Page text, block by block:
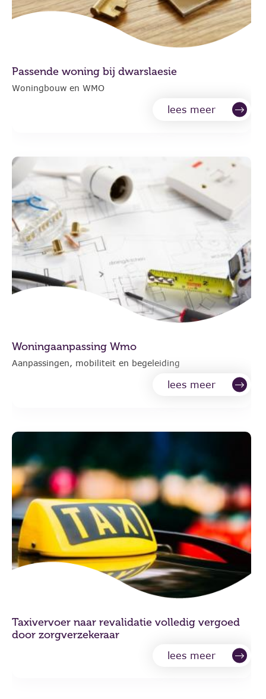
Passende woning bij dwarslaesie
Woningbouw en WMO
lees meer
Woningaanpassing Wmo
Aanpassingen, mobiliteit en begeleiding
lees meer
Taxivervoer naar revalidatie volledig vergoed
door zorgverzekeraar
lees meer